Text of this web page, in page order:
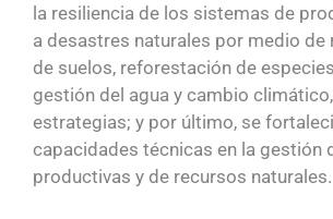
la resiliencia de los sistemas de
a desastres naturales por medio de
de suelos, reforestación de
gestión del agua y cambio
estrategias; y por último, se
capacidades técnicas en la gestión
productivas y de recursos naturales.